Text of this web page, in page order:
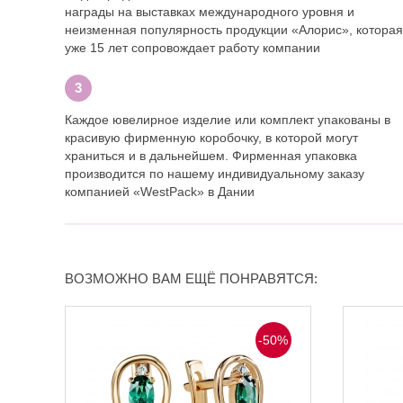
награды на выставках международного уровня и
неизменная популярность продукции «Алорис», которая
уже 15 лет сопровождает работу компании
Каждое ювелирное изделие или комплект упакованы в
красивую фирменную коробочку, в которой могут
храниться и в дальнейшем. Фирменная упаковка
производится по нашему индивидуальному заказу
компанией «WestPack» в Дании
ВОЗМОЖНО ВАМ ЕЩЁ ПОНРАВЯТСЯ:
-50%